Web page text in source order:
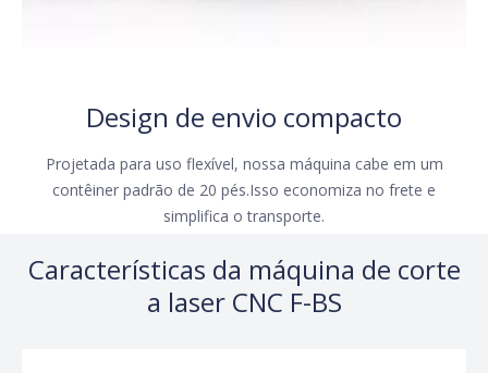
Design de envio compacto